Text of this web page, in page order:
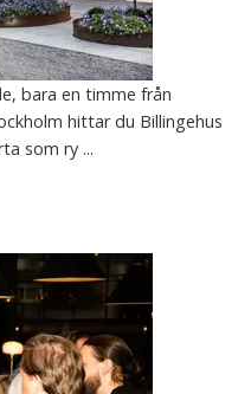
bara en timme från
hittar du Billingehus
som ry ...